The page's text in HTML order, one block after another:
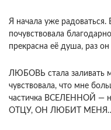
Я начала уже радоваться.
почувствовала
прекрасна её душа, раз
ЛЮБОВЬ стала заливать
чувствовала, что мне
частичка ВСЕЛЕННОЙ —
ОТЦУ, ОН ЛЮБИТ